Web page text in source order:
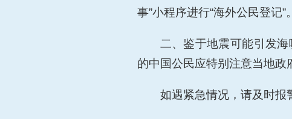
事”小程序进行“海外公民登记”。
二、鉴于地震可能引发
的中国公民应特别注意当地政
如遇紧急情况，请及时报